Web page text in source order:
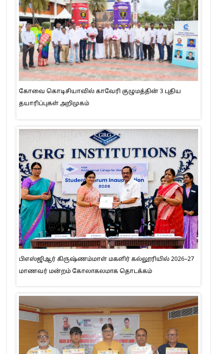
கோவை கொடிசியாவில் காவேரி குழுமத்தின் 3 புதிய
தயாரிப்புகள் அறிமுகம்
பிஎஸ்ஜிஆர் கிருஷ்ணம்மாள் மகளிர் கல்லூரியில் 2026–27
மாணவர் மன்றம் கோலாகலமாக தொடக்கம்